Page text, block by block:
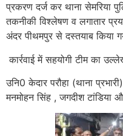
प्रकरण दर्ज कर थाना सेमरिया
तकनीकी विश्लेषण व लगातार
अंदर पीथमपुर से दस्तयाब किया
कार्रवाई में सहयोगी टीम का
उनि0 केदार परौहा (थाना
मनमोहन सिंह , जगदीश टांडिया